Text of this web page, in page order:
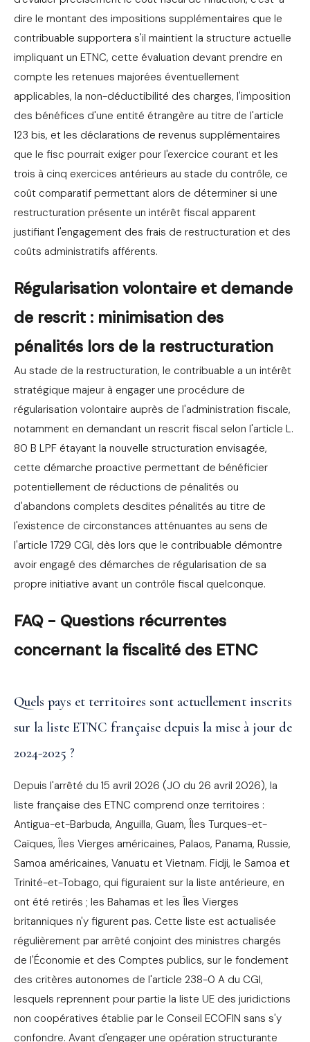
dire le montant des impositions supplémentaires que le
contribuable supportera s'il maintient la structure actuelle
impliquant un ETNC, cette évaluation devant prendre en
compte les retenues majorées éventuellement
applicables, la non-déductibilité des charges, l'imposition
des bénéfices d'une entité étrangère au titre de l'article
123 bis, et les déclarations de revenus supplémentaires
que le fisc pourrait exiger pour l'exercice courant et les
trois à cinq exercices antérieurs au stade du contrôle, ce
coût comparatif permettant alors de déterminer si une
restructuration présente un intérêt fiscal apparent
justifiant l'engagement des frais de restructuration et des
coûts administratifs afférents.
Régularisation volontaire et demande
de rescrit : minimisation des
pénalités lors de la restructuration
Au stade de la restructuration, le contribuable a un intérêt
stratégique majeur à engager une procédure de
régularisation volontaire auprès de l'administration fiscale,
notamment en demandant un rescrit fiscal selon l'article L.
80 B LPF étayant la nouvelle structuration envisagée,
cette démarche proactive permettant de bénéficier
potentiellement de réductions de pénalités ou
d'abandons complets desdites pénalités au titre de
l'existence de circonstances atténuantes au sens de
l'article 1729 CGI, dès lors que le contribuable démontre
avoir engagé des démarches de régularisation de sa
propre initiative avant un contrôle fiscal quelconque.
FAQ - Questions récurrentes
concernant la fiscalité des ETNC
Quels pays et territoires sont actuellement inscrits
sur la liste ETNC française depuis la mise à jour de
2024-2025 ?
Depuis l'arrêté du 15 avril 2026 (JO du 26 avril 2026), la
liste française des ETNC comprend onze territoires :
Antigua-et-Barbuda, Anguilla, Guam, Îles Turques-et-
Caïques, Îles Vierges américaines, Palaos, Panama, Russie,
Samoa américaines, Vanuatu et Vietnam. Fidji, le Samoa et
Trinité-et-Tobago, qui figuraient sur la liste antérieure, en
ont été retirés ; les Bahamas et les Îles Vierges
britanniques n'y figurent pas. Cette liste est actualisée
régulièrement par arrêté conjoint des ministres chargés
de l'Économie et des Comptes publics, sur le fondement
des critères autonomes de l'article 238-0 A du CGI,
lesquels reprennent pour partie la liste UE des juridictions
non coopératives établie par le Conseil ECOFIN sans s'y
confondre. Avant d'engager une opération structurante